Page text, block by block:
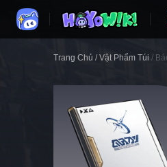
Trang Chủ / Vật Phẩm Túi /